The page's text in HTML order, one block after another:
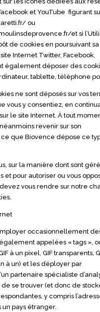
et YouTube figurant
ou
et si
de cookies en poursuivant sa
Internet Twitter, Facebook,
également déposer des
tablette, téléphone
ne sont déposés sur vos
vous y consentiez, en
le site Internet. À tout
revenir sur son
que Biovence dépose ce
sur la manière dont sont
et pour autoriser ou vous
vous rendre sur notre
occasionnellement
appelées « tags »,
à un pixel, GIF transparents,
à un) et les déployer par
partenaire spécialiste
se trouver (et donc de
y compris
un pays étranger.